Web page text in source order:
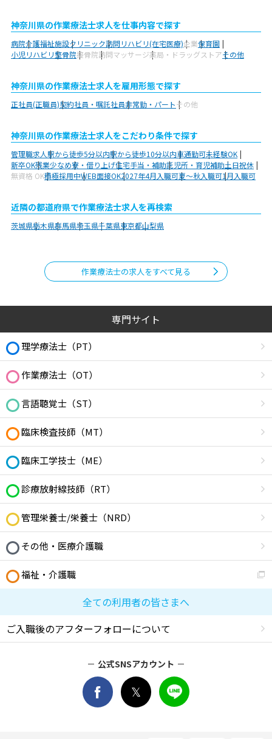
神奈川県の作業療法士求人を仕事内容で探す
病院介護福祉施設クリニック訪問リハビリ(在宅医療)企業保育園
小児リハビリ整骨院接骨院訪問マッサージ薬局・ドラッグストアその他
神奈川県の作業療法士求人を雇用形態で探す
正社員(正職員)契約社員・嘱託社員非常勤・パートその他
神奈川県の作業療法士求人をこだわり条件で探す
管理職求人駅から徒歩5分以内駅から徒歩10分以内車通勤可未経験OK
新卒OK残業少なめ寮・借り上げ住宅手当・補助託児所・育児補助土日祝休
無資格 OK積極採用中WEB面接OK2027年4月入職可夏～秋入職可1月入職可
近隣の都道府県で作業療法士求人を再検索
茨城県栃木県群馬県埼玉県千葉県東京都山梨県
作業療法士の求人をすべて見る
専門サイト
理学療法士（PT）
作業療法士（OT）
言語聴覚士（ST）
臨床検査技師（MT）
臨床工学技士（ME）
診療放射線技師（RT）
管理栄養士/栄養士（NRD）
その他・医療介護職
福祉・介護職
全ての利用者の皆さまへ
ご入職後のアフターフォローについて
公式SNSアカウント